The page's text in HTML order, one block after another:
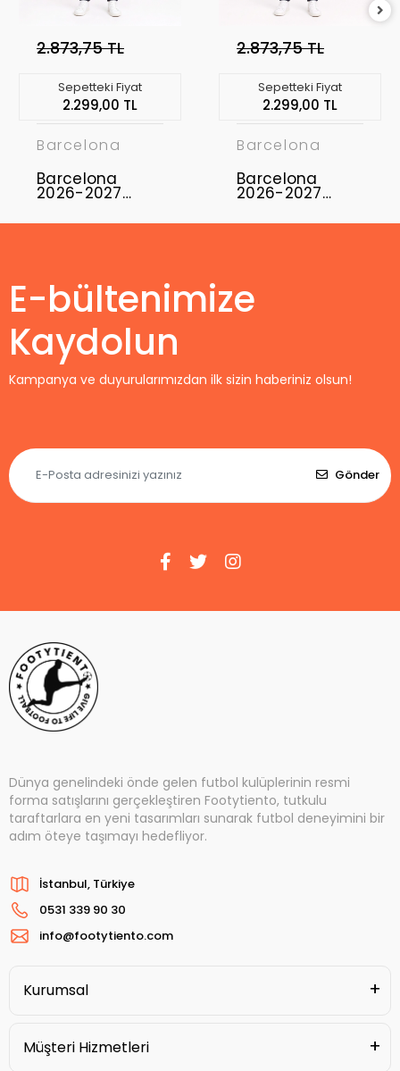
2.873,75 TL
Sepetteki Fiyat
2.299,00 TL
Barcelona
Barcelona
2026-2027
Concept
2.873,75 TL
Sepetteki Fiyat
2.299,00 TL
Barcelona
Barcelona
2026-2027
Concept
E-bültenimize
Kaydolun
Kampanya ve duyurularımızdan ilk sizin haberiniz olsun!
Gönder
Dünya genelindeki önde gelen futbol kulüplerinin resmi
forma satışlarını gerçekleştiren Footytiento, tutkulu
taraftarlara en yeni tasarımları sunarak futbol deneyimini bir
adım öteye taşımayı hedefliyor.
İstanbul, Türkiye
0531 339 90 30
info@footytiento.com
Kurumsal
Müşteri Hizmetleri